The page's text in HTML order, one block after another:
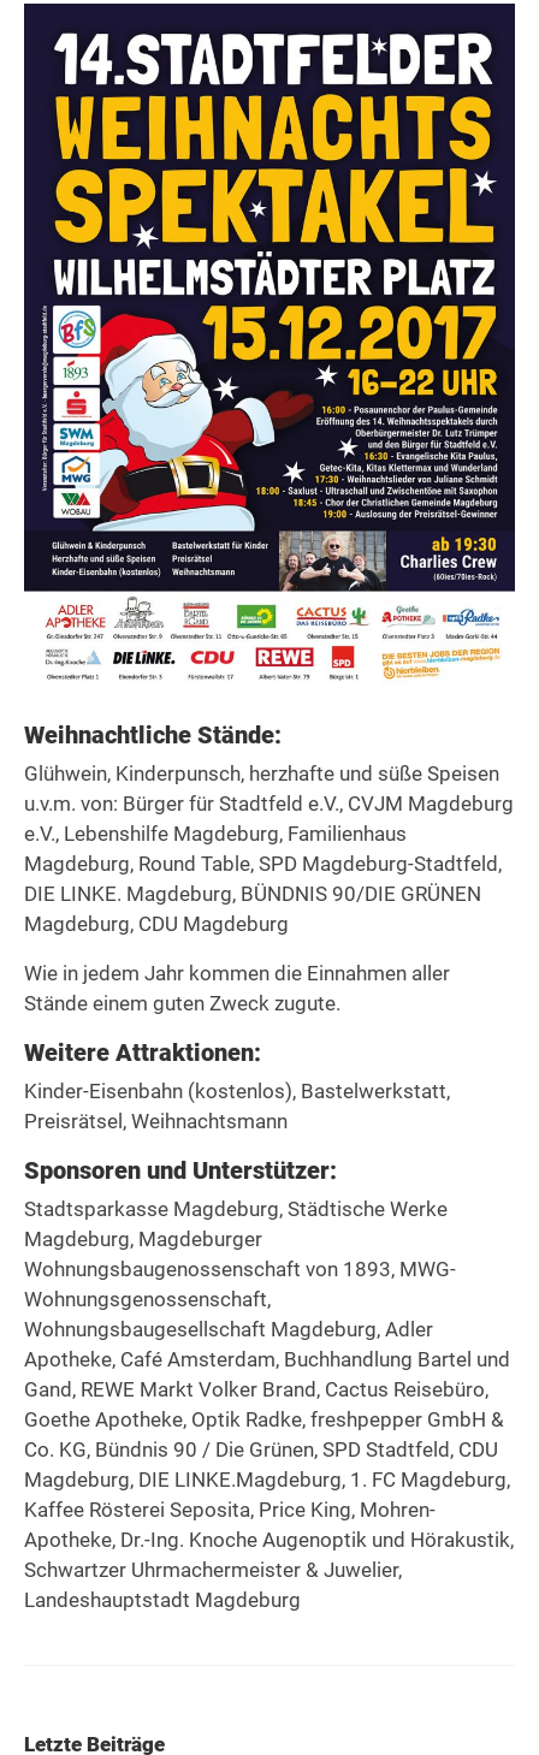
Weihnachtliche Stände:
Glühwein, Kinderpunsch, herzhafte und süße Speisen
u.v.m. von: Bürger für Stadtfeld e.V., CVJM Magdeburg
e.V., Lebenshilfe Magdeburg, Familienhaus
Magdeburg, Round Table, SPD Magdeburg-Stadtfeld,
DIE LINKE. Magdeburg, BÜNDNIS 90/DIE GRÜNEN
Magdeburg, CDU Magdeburg
Wie in jedem Jahr kommen die Einnahmen aller
Stände einem guten Zweck zugute.
Weitere Attraktionen:
Kinder-Eisenbahn (kostenlos), Bastelwerkstatt,
Preisrätsel, Weihnachtsmann
Sponsoren und Unterstützer:
Stadtsparkasse Magdeburg, Städtische Werke
Magdeburg, Magdeburger
Wohnungsbaugenossenschaft von 1893, MWG-
Wohnungsgenossenschaft,
Wohnungsbaugesellschaft Magdeburg, Adler
Apotheke, Café Amsterdam, Buchhandlung Bartel und
Gand, REWE Markt Volker Brand, Cactus Reisebüro,
Goethe Apotheke, Optik Radke, freshpepper GmbH &
Co. KG, Bündnis 90 / Die Grünen, SPD Stadtfeld, CDU
Magdeburg, DIE LINKE.Magdeburg, 1. FC Magdeburg,
Kaffee Rösterei Seposita, Price King, Mohren-
Apotheke, Dr.-Ing. Knoche Augenoptik und Hörakustik,
Schwartzer Uhrmachermeister & Juwelier,
Landeshauptstadt Magdeburg
Letzte Beiträge